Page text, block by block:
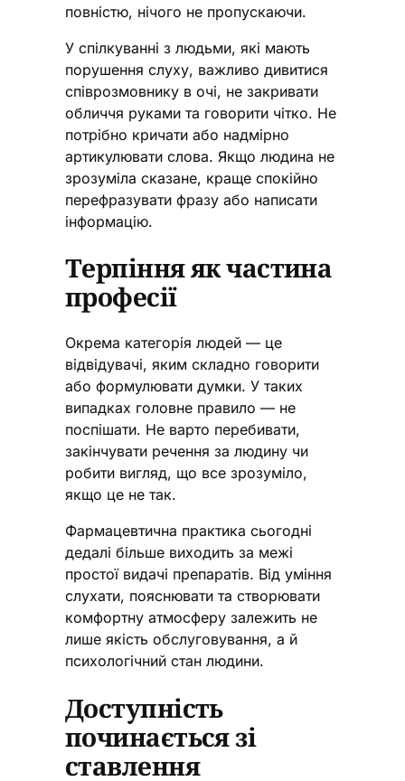
повністю, нічого не пропускаючи.
У спілкуванні з людьми, які мають
порушення слуху, важливо дивитися
співрозмовнику в очі, не закривати
обличчя руками та говорити чітко. Не
потрібно кричати або надмірно
артикулювати слова. Якщо людина не
зрозуміла сказане, краще спокійно
перефразувати фразу або написати
інформацію.
Терпіння як частина
професії
Окрема категорія людей — це
відвідувачі, яким складно говорити
або формулювати думки. У таких
випадках головне правило — не
поспішати. Не варто перебивати,
закінчувати речення за людину чи
робити вигляд, що все зрозуміло,
якщо це не так.
Фармацевтична практика сьогодні
дедалі більше виходить за межі
простої видачі препаратів. Від уміння
слухати, пояснювати та створювати
комфортну атмосферу залежить не
лише якість обслуговування, а й
психологічний стан людини.
Доступність
починається зі
ставлення